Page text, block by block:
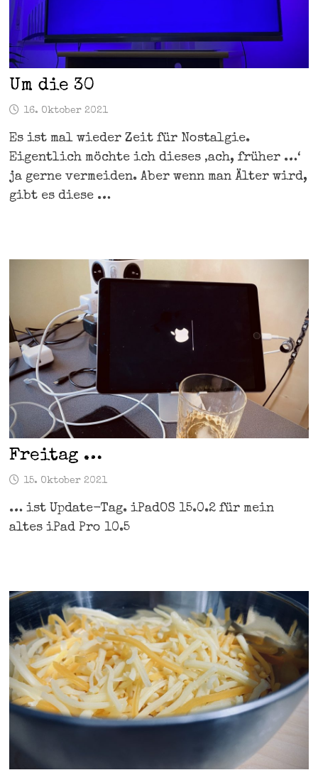
Um die 30
16. Oktober 2021
Es ist mal wieder Zeit für Nostalgie.
Eigentlich möchte ich dieses ‚ach, früher …‘
ja gerne vermeiden. Aber wenn man Älter wird,
gibt es diese …
Freitag …
15. Oktober 2021
… ist Update-Tag. iPadOS 15.0.2 für mein
altes iPad Pro 10.5